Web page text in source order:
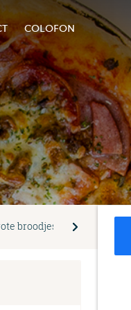
COLOFON
broodjes